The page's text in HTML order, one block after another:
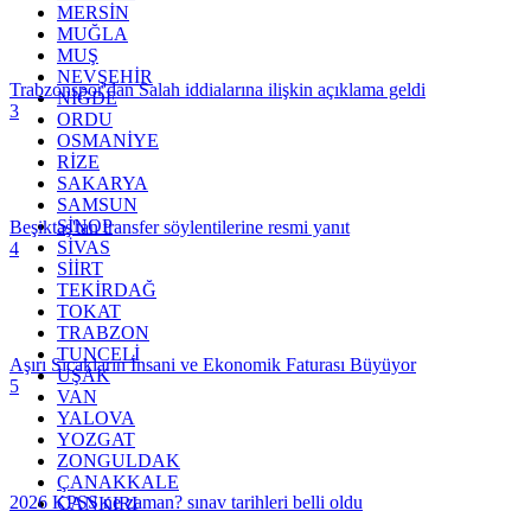
MERSİN
MUĞLA
MUŞ
NEVŞEHİR
NİĞDE
ORDU
OSMANİYE
RİZE
SAKARYA
SAMSUN
SİNOP
SİVAS
SİİRT
TEKİRDAĞ
TOKAT
TRABZON
TUNCELİ
UŞAK
VAN
YALOVA
YOZGAT
ZONGULDAK
ÇANAKKALE
ÇANKIRI
Trabzonspor'dan Salah iddialarına ilişkin açıklama geldi
3
Beşiktaş'tan transfer söylentilerine resmi yanıt
4
Aşırı Sıcakların İnsani ve Ekonomik Faturası Büyüyor
5
2026 KPSS ne zaman? sınav tarihleri belli oldu